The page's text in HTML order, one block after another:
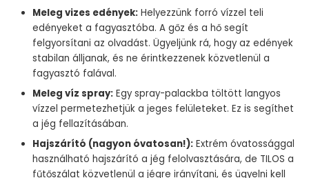
Meleg vizes edények: Helyezzünk forró vízzel teli
edényeket a fagyasztóba. A gőz és a hő segít
felgyorsítani az olvadást. Ügyeljünk rá, hogy az edények
stabilan álljanak, és ne érintkezzenek közvetlenül a
fagyasztó falával.
Meleg víz spray: Egy spray-palackba töltött langyos
vízzel permetezhetjük a jeges felületeket. Ez is segíthet
a jég fellazításában.
Hajszárító (nagyon óvatosan!): Extrém óvatossággal
használható hajszárító a jég felolvasztására, de TILOS a
fűtőszálat közvetlenül a jégre irányítani, és ügyelni kell